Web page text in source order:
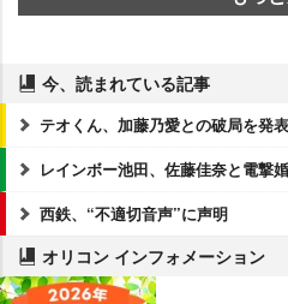
今、読まれている記事
テオくん、加藤乃愛との破局を発表
レインボー池田、佐藤佳奈と電撃婚
西鉄、“不適切音声”に声明
オリコン インフォメーション